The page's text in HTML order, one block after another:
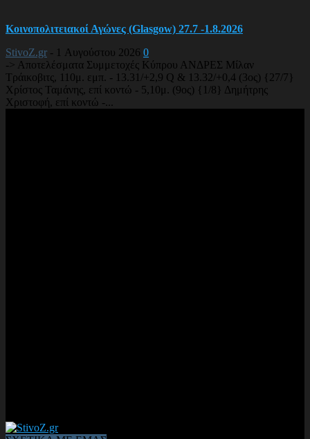
Κοινοπολιτειακοί Αγώνες (Glasgow) 27.7 -1.8.2026
StivoZ.gr - 1 Αυγούστου 2026 0
-> Αποτελέσματα Συμμετοχές Κύπρου ΑΝΔΡΕΣ Μίλαν
Τράικοβιτς, 110μ. εμπ. - 13.31/+2,9 Q & 13.32/+0,4 (3ος) {27/7}
Χρίστος Ταμάνης, επί κοντώ - 5,10μ. (9ος) {1/8} Δημήτρης
Χριστοφή, επί κοντώ -...